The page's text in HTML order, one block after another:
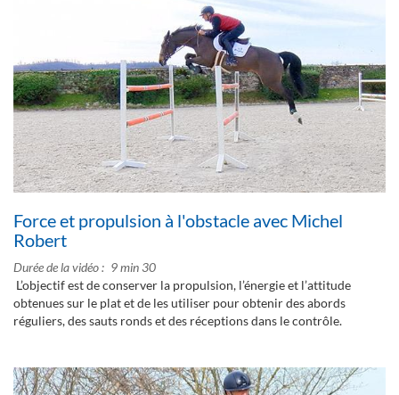
Force et propulsion à l'obstacle avec Michel
Robert
Durée de la vidéo
9 min 30
L’objectif est de conserver la propulsion, l’énergie et l’attitude
obtenues sur le plat et de les utiliser pour obtenir des abords
réguliers, des sauts ronds et des réceptions dans le contrôle.